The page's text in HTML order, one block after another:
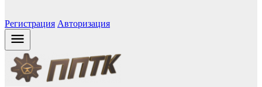
Регистрация Авторизация